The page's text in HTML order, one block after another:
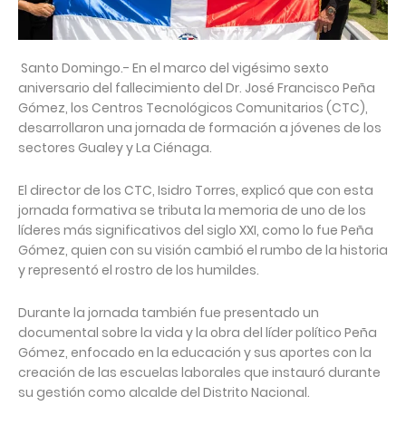
Santo Domingo.- En el marco del vigésimo sexto
aniversario del fallecimiento del Dr. José Francisco Peña
Gómez, los Centros Tecnológicos Comunitarios (CTC),
desarrollaron una jornada de formación a jóvenes de los
sectores Gualey y La Ciénaga.
El director de los CTC, Isidro Torres, explicó que con esta
jornada formativa se tributa la memoria de uno de los
líderes más significativos del siglo XXI, como lo fue Peña
Gómez, quien con su visión cambió el rumbo de la historia
y representó el rostro de los humildes.
Durante la jornada también fue presentado un
documental sobre la vida y la obra del líder político Peña
Gómez, enfocado en la educación y sus aportes con la
creación de las escuelas laborales que instauró durante
su gestión como alcalde del Distrito Nacional.